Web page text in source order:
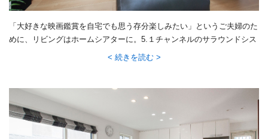
「大好きな映画鑑賞を自宅でも思う存分楽しみたい」というご夫婦のた
めに、リビングはホームシアターに。5.１チャンネルのサラウンドシス
テムから生み出される臨場感あふれる音が、大きな吹き抜けのあるリビ
続きを読む